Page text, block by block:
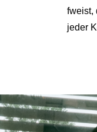
fweist,
jeder